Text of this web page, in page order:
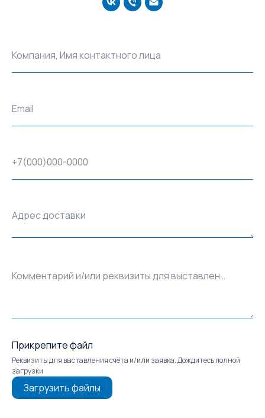
Компания, Имя контактного лица
Email
+7(000)000-0000
Адрес доставки
Комментарий и/или реквизиты для выставления счёта
Прикрепите файл
Реквизиты для выставления счёта и/или заявка. Дождитесь полной
загрузки
Загрузить файлы